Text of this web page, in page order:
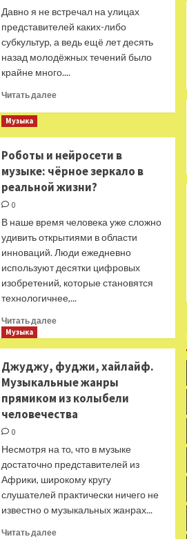
«Брат
2»
Давно я не встречал на улицах
представителей каких-либо
субкультур, а ведь ещё лет десять
назад молодёжных течений было
крайне много....
Читать далееПрочитать
неформальные
субкультуры
в
Музыка
Роботы и нейросети в
музыке: чёрное зеркало в
реальной жизни?
0
В наше время человека уже сложно
удивить открытиями в области
инноваций. Люди ежедневно
используют десятки цифровых
изобретений, которые становятся
технологичнее,...
Читать далееПрочитать
и
нейросети
в
музыке:
в
реальной
жизни?
Музыка
Джуджу, фуджи, хайлайф.
Музыкальные жанры
прямиком из колыбели
человечества
0
Несмотря на то, что в музыке
достаточно представителей из
Африки, широкому кругу
слушателей практически ничего не
известно о музыкальных жанрах...
Читать далееПрочитать